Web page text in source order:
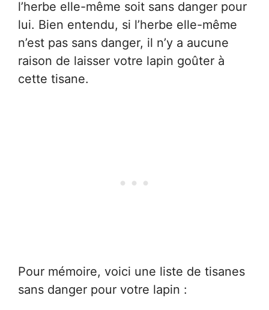
l’herbe elle-même soit sans danger pour
lui. Bien entendu, si l’herbe elle-même
n’est pas sans danger, il n’y a aucune
raison de laisser votre lapin goûter à
cette tisane.
Pour mémoire, voici une liste de tisanes
sans danger pour votre lapin :